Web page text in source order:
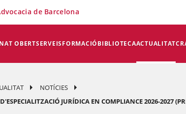
OBERTSERVEISFORMACIÓBIBLIOTECAACTUALITAT
de Barcelona
NOTÍCIES
JURÍDICA EN COMPLIANCE 2026-2027